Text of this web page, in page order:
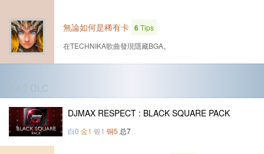
無論如何是稀有卡 6Tips
在TECHNIKA歌曲發現隱藏BGA。
DJMAX RESPECT : BLACK SQUARE PACK
白0 金1 银1 铜5 总7